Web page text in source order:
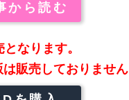
から読む
なります。
は販売しておりません